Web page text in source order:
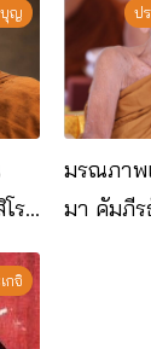
บุญ
ร)
ป
มรณภาพ
มา คัมภีร
กจิ